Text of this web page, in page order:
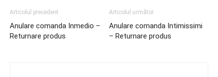
Articolul precedent
Anulare comanda Inmedio –
Returnare produs
Articolul următor
Anulare comanda Intimissimi
– Returnare produs